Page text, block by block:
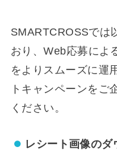
SMARTCROSSでは
おり、Web応募によ
をよりスムーズに運
トキャンペーンをご
ください。
レシート画像のダ